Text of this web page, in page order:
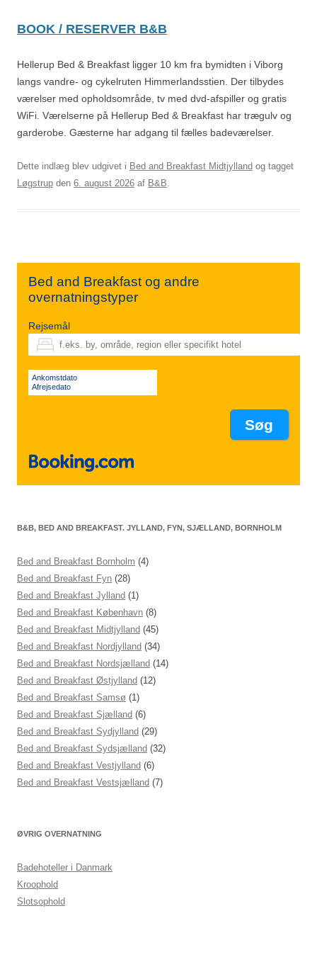
BOOK / RESERVER B&B
Hellerup Bed & Breakfast ligger 10 km fra bymidten i Viborg
langs vandre- og cykelruten Himmerlandsstien. Der tilbydes
værelser med opholdsområde, tv med dvd-afspiller og gratis
WiFi. Værelserne på Hellerup Bed & Breakfast har trægulv og
garderobe. Gæsterne har adgang til fælles badeværelser.
Dette indlæg blev udgivet i Bed and Breakfast Midtjylland og tagget
Løgstrup den 6. august 2026 af B&B
Bed and Breakfast og andre
overnatningstyper
Rejsemål
Ankomstdato
Afrejsedato
B&B, BED AND BREAKFAST. JYLLAND, FYN, SJÆLLAND, BORNHOLM
Bed and Breakfast Bornholm (4)
Bed and Breakfast Fyn (28)
Bed and Breakfast Jylland (1)
Bed and Breakfast København (8)
Bed and Breakfast Midtjylland (45)
Bed and Breakfast Nordjylland (34)
Bed and Breakfast Nordsjælland (14)
Bed and Breakfast Østjylland (12)
Bed and Breakfast Samsø (1)
Bed and Breakfast Sjælland (6)
Bed and Breakfast Sydjylland (29)
Bed and Breakfast Sydsjælland (32)
Bed and Breakfast Vestjylland (6)
Bed and Breakfast Vestsjælland (7)
ØVRIG OVERNATNING
Badehoteller i Danmark
Kroophold
Slotsophold